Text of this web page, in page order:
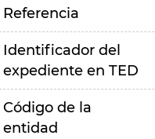
Referencia
Identificador del
expediente en TED
Código de la
entidad